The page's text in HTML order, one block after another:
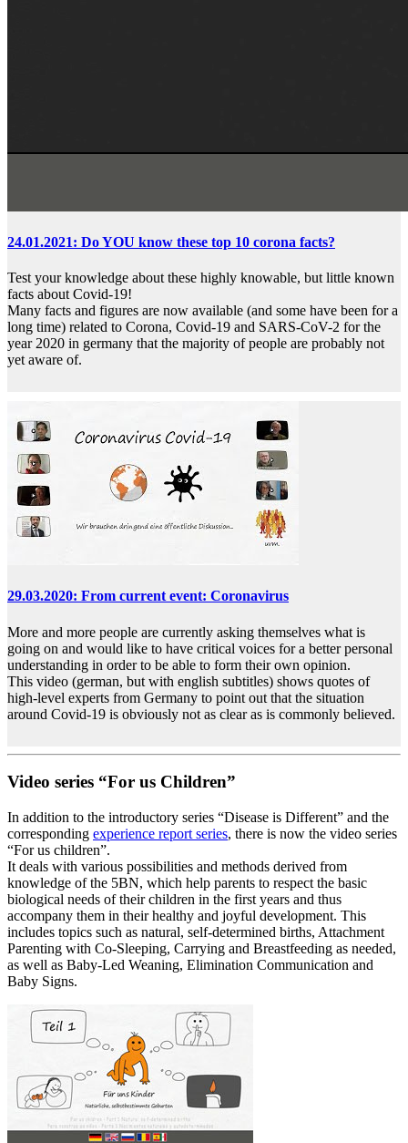
24.01.2021: Do YOU know these top 10 corona facts?
Test your knowledge about these highly knowable, but little known
facts about Covid-19!
Many facts and figures are now available (and some have been for a
long time) related to Corona, Covid-19 and SARS-CoV-2 for the
year 2020 in germany that the majority of people are probably not
yet aware of.
29.03.2020: From current event: Coronavirus
More and more people are currently asking themselves what is
going on and would like to have critical voices for a better personal
understanding in order to be able to form their own opinion.
This video (german, but with english subtitles) shows quotes of
high-level experts from Germany to point out that the situation
around Covid-19 is obviously not as clear as is commonly believed.
Video series “For us Children”
In addition to the introductory series “Disease is Different” and the
corresponding experience report series, there is now the video series
“For us children”.
It deals with various possibilities and methods derived from
knowledge of the 5BN, which help parents to respect the basic
biological needs of their children in the first years and thus
accompany them in their healthy and joyful development. This
includes topics such as natural, self-determined births, Attachment
Parenting with Co-Sleeping, Carrying and Breastfeeding as needed,
as well as Baby-Led Weaning, Elimination Communication and
Baby Signs.